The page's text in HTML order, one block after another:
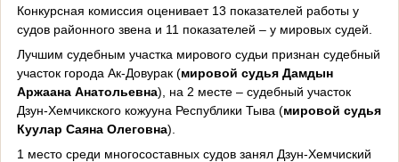
Конкурсная комиссия оценивает 13 показателей работы у
судов районного звена и 11 показателей – у мировых судей.
Лучшим судебным участка мирового судьи признан судебный
участок города Ак-Довурак (мировой судья Дамдын
Аржаана Анатольевна), на 2 месте – судебный участок
Дзун-Хемчикского кожууна Республики Тыва (мировой судья
Куулар Саяна Олеговна).
1 место среди многосоставных судов занял Дзун-Хемчиский